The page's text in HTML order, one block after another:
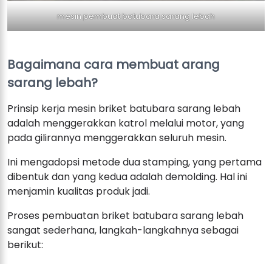
mesin pembuat batubara sarang lebah
Bagaimana cara membuat arang
sarang lebah?
Prinsip kerja mesin briket batubara sarang lebah
adalah menggerakkan katrol melalui motor, yang
pada gilirannya menggerakkan seluruh mesin.
Ini mengadopsi metode dua stamping, yang pertama
dibentuk dan yang kedua adalah demolding. Hal ini
menjamin kualitas produk jadi.
Proses pembuatan briket batubara sarang lebah
sangat sederhana, langkah-langkahnya sebagai
berikut: